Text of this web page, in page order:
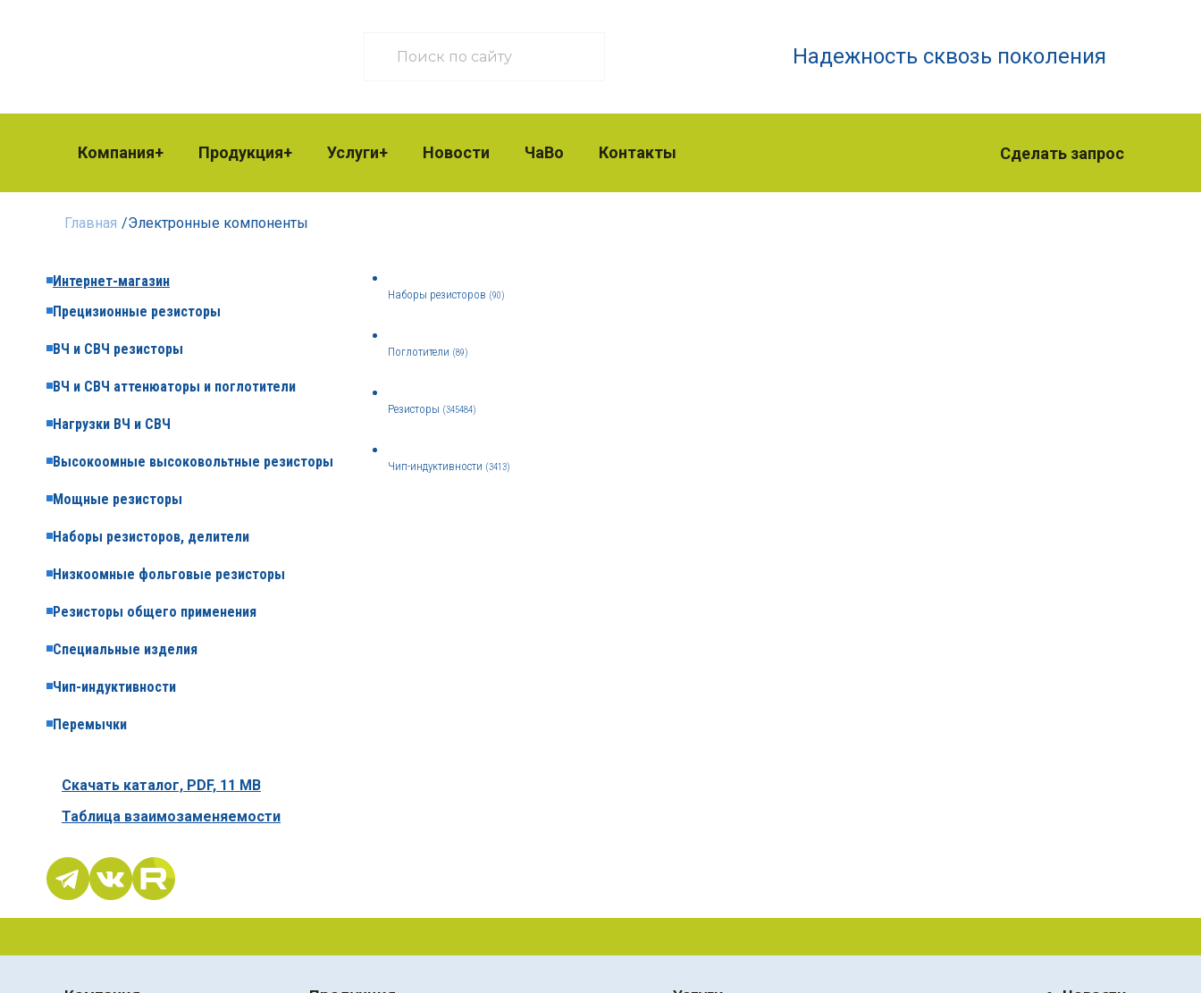
Надежность сквозь поколения
Компания Продукция Услуги Новости ЧаВо Контакты Сделать запрос
Главная /Электронные компоненты
Интернет-магазин
Прецизионные резисторы
ВЧ и СВЧ резисторы
ВЧ и СВЧ аттенюаторы и поглотители
Нагрузки ВЧ и СВЧ
Высокоомные высоковольтные резисторы
Мощные резисторы
Наборы резисторов, делители
Низкоомные фольговые резисторы
Резисторы общего применения
Специальные изделия
Чип-индуктивности
Перемычки
Скачать каталог, PDF, 11 MB
Таблица взаимозаменяемости
Наборы резисторов (90)
Поглотители (89)
Резисторы (345484)
Чип-индуктивности (3413)